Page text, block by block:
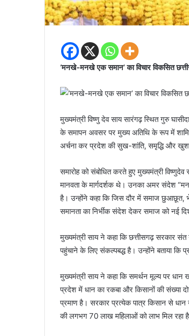
‘मनखे-मनखे एक समान’ का विचार विकसित
मुख्यमंत्री विष्णु देव साय सारंगढ़ स्थित गुरु
के समापन अवसर पर मुख्य अतिथि के रूप में
अर्चना कर प्रदेश की सुख-शांति, समृद्धि और
समारोह को संबोधित करते हुए मुख्यमंत्री
मानवता के मार्गदर्शक थे। उनका अमर संदेश
है। उन्होंने कहा कि जिस दौर में समाज छुआछूत,
समानता का निर्भीक संदेश देकर समाज को नई
मुख्यमंत्री साय ने कहा कि छत्तीसगढ़ सरकार संत
पहुंचाने के लिए संकल्पबद्ध है। उन्होंने बताया कि
मुख्यमंत्री साय ने कहा कि समर्थन मूल्य पर धान
प्रदेश में धान का रकबा और किसानों की संख्या
प्रमाण है। सरकार प्रत्येक पात्र किसान से धान
की लगभग 70 लाख महिलाओं को लाभ मिल रहा